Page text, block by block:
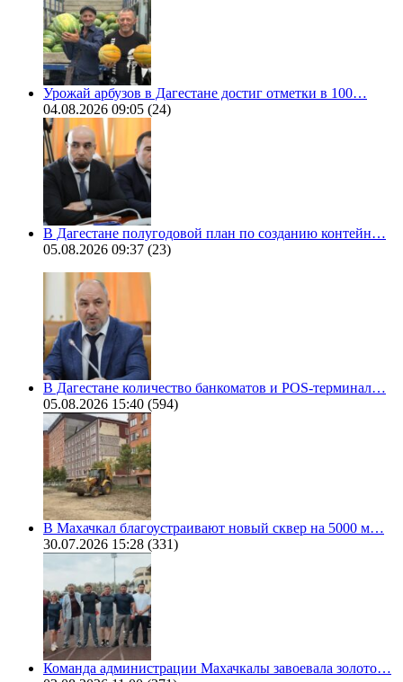
Урожай арбузов в Дагестане достиг отметки в 100…
04.08.2026 09:05 (24)
В Дагестане полугодовой план по созданию контейн…
05.08.2026 09:37 (23)
В Дагестане количество банкоматов и POS-терминал…
05.08.2026 15:40 (594)
В Махачкал благоустраивают новый сквер на 5000 м…
30.07.2026 15:28 (331)
Команда администрации Махачкалы завоевала золото…